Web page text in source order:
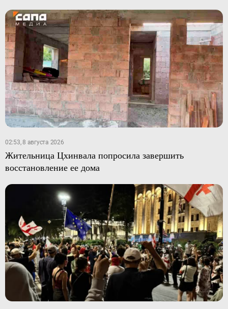
02:53, 8 августа 2026
Жительница Цхинвала попросила завершить
восстановление ее дома